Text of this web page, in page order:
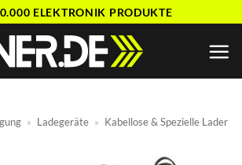
ELEKTRONIK PRODUKTE
» Ladegeräte » Kabellose & Spezielle Lader